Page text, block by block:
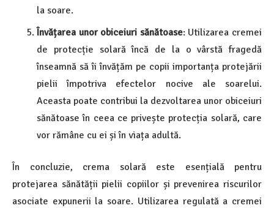
la soare.
Învățarea unor obiceiuri sănătoase: Utilizarea cremei
de protecție solară încă de la o vârstă fragedă
înseamnă să îi învățăm pe copii importanța protejării
pielii împotriva efectelor nocive ale soarelui.
Aceasta poate contribui la dezvoltarea unor obiceiuri
sănătoase în ceea ce privește protecția solară, care
vor rămâne cu ei și în viața adultă.
În concluzie, crema solară este esențială pentru
protejarea sănătății pielii copiilor și prevenirea riscurilor
asociate expunerii la soare. Utilizarea regulată a cremei